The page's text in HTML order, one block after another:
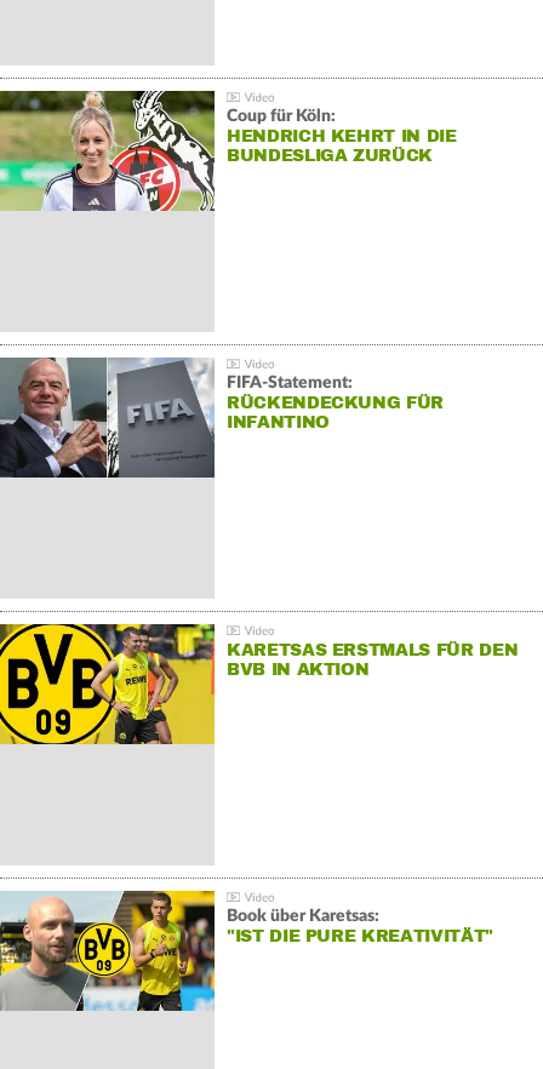
Coup für Köln:
HENDRICH KEHRT IN DIE
BUNDESLIGA ZURÜCK
FIFA-Statement:
RÜCKENDECKUNG FÜR
INFANTINO
KARETSAS ERSTMALS FÜR DEN
BVB IN AKTION
Book über Karetsas:
"IST DIE PURE KREATIVITÄT"